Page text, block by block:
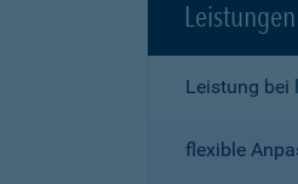
Leistungen
Leistung bei
flexible